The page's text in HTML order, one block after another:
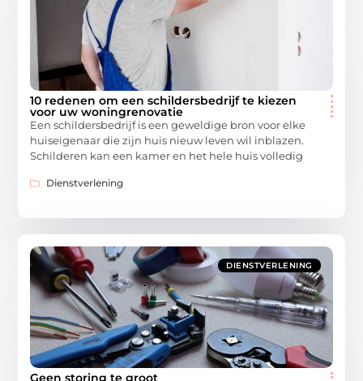
10 redenen om een schildersbedrijf te kiezen
voor uw woningrenovatie
Een schildersbedrijf is een geweldige bron voor elke
huiseigenaar die zijn huis nieuw leven wil inblazen.
Schilderen kan een kamer en het hele huis volledig
Dienstverlening
DIENSTVERLENING
Geen storing te groot